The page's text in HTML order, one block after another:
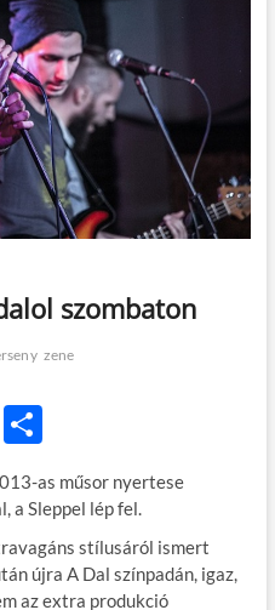
szombaton
zene
O
za
m
e
as műsor nyertese
a Sleppel lép fel.
stílusáról ismert
újra A Dal színpadán, igaz,
az extra produkció